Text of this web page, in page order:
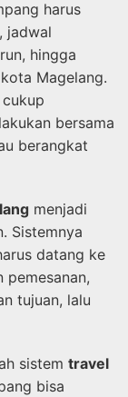
harus
jadwal
hingga
Magelang.
bersama
berangkat
menjadi
Sistemnya
datang ke
pemesanan,
tujuan, lalu
sistem travel
bisa